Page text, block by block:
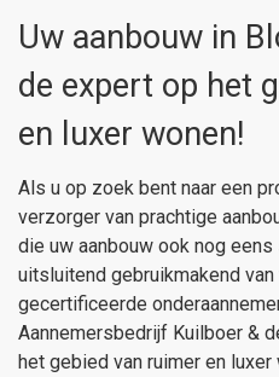
Uw aanbouw in
de expert op het
en luxer wonen!
Als u op zoek bent naar een
verzorger van prachtige
die uw aanbouw ook nog
uitsluitend gebruikmakend
gecertificeerde
Aannemersbedrijf Kuilboer &
het gebied van ruimer en